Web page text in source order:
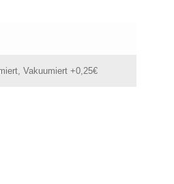
Vakuumiert +0,25€